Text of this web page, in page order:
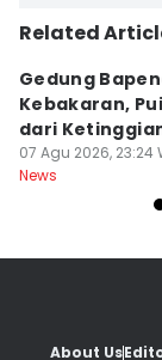
Related
Gedung
Kebakaran,
dari
07 Agu 2026, 23:24
News
About Us